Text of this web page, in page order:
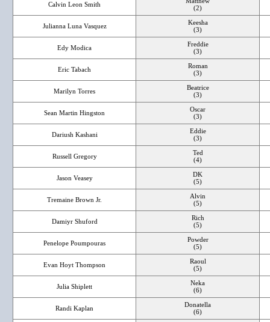
Calvin Leon Smith
(2)
Julianna Luna Vasquez
Keesha
(3)
Edy Modica
Freddie
(3)
Eric Tabach
Roman
(3)
Marilyn Torres
Beatrice
(3)
Sean Martin Hingston
Oscar
(3)
Dariush Kashani
Eddie
(3)
Russell Gregory
Ted
(4)
Jason Veasey
DK
(5)
Tremaine Brown Jr.
Alvin
(5)
Damiyr Shuford
Rich
(5)
Penelope Poumpouras
Powder
(5)
Evan Hoyt Thompson
Raoul
(5)
Julia Shiplett
Neka
(6)
Randi Kaplan
Donatella
(6)